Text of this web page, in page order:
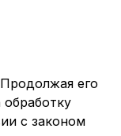
его
с законом